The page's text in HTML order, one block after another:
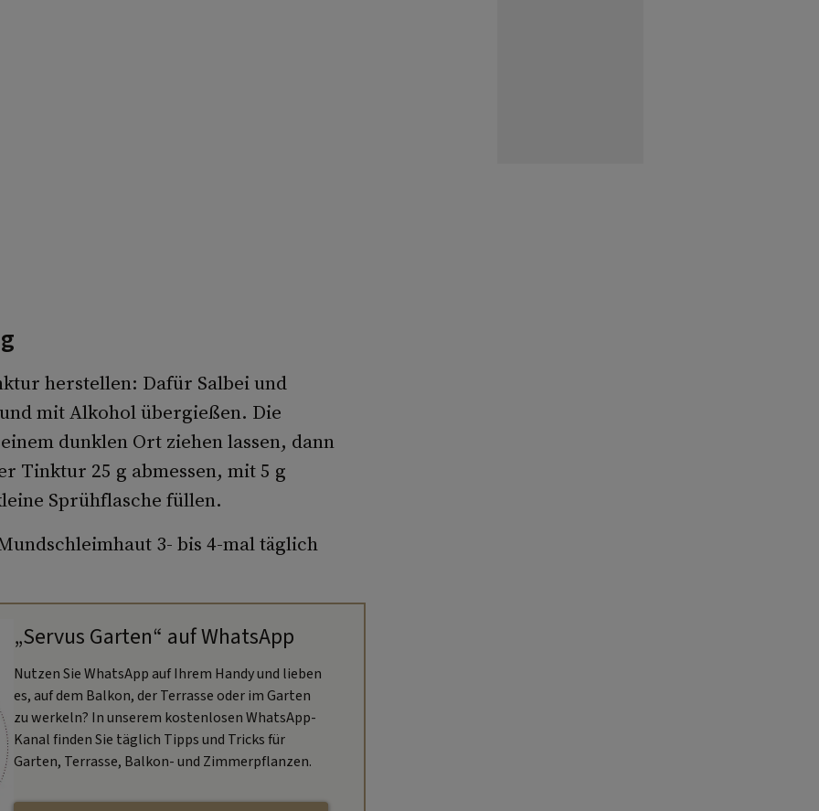
herstellen: Dafür Salbei und
mit Alkohol übergießen. Die
dunklen Ort ziehen lassen, dann
Tinktur 25 g abmessen, mit 5 g
Sprühflasche füllen.
3- bis 4-mal täglich
„Servus Garten“ auf WhatsApp
Nutzen Sie WhatsApp auf Ihrem Handy und lieben
es, auf dem Balkon, der Terrasse oder im Garten
zu werkeln? In unserem kostenlosen WhatsApp-
Kanal finden Sie täglich Tipps und Tricks für
Garten, Terrasse, Balkon- und Zimmerpflanzen.